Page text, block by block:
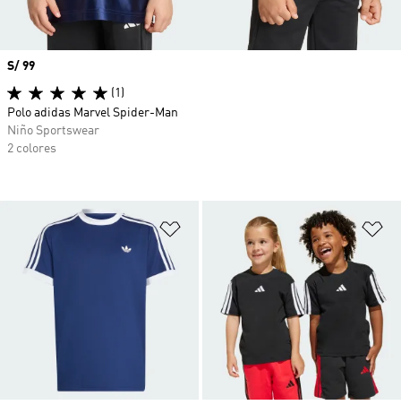
Añadir a la lista de deseos
Precio
S/ 99
(1)
Polo adidas Marvel Spider-Man
Niño Sportswear
2 colores